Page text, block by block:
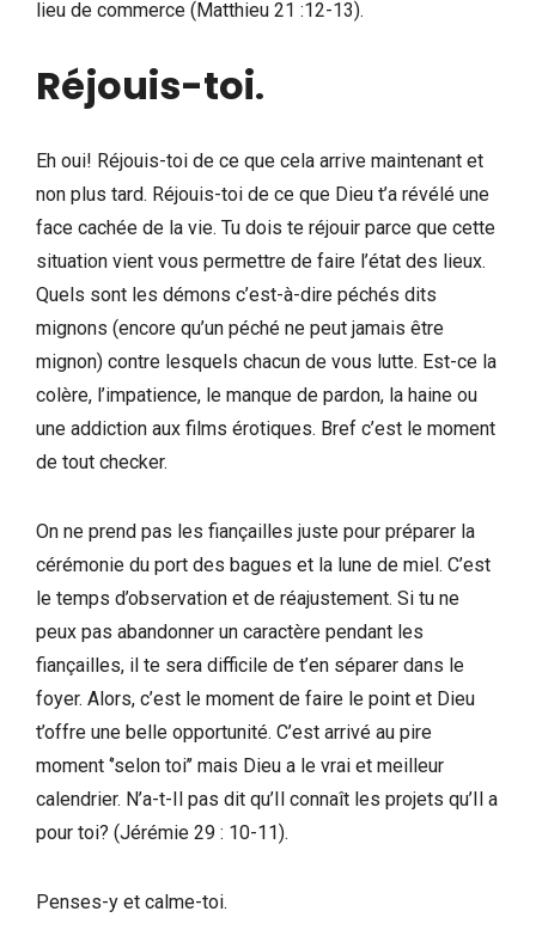
lieu de commerce (Matthieu 21 :12-13).
Réjouis-toi.
Eh oui! Réjouis-toi de ce que cela arrive maintenant et
non plus tard. Réjouis-toi de ce que Dieu t’a révélé une
face cachée de la vie. Tu dois te réjouir parce que cette
situation vient vous permettre de faire l’état des lieux.
Quels sont les démons c’est-à-dire péchés dits
mignons (encore qu’un péché ne peut jamais être
mignon) contre lesquels chacun de vous lutte. Est-ce la
colère, l’impatience, le manque de pardon, la haine ou
une addiction aux films érotiques. Bref c’est le moment
de tout checker.
On ne prend pas les fiançailles juste pour préparer la
cérémonie du port des bagues et la lune de miel. C’est
le temps d’observation et de réajustement. Si tu ne
peux pas abandonner un caractère pendant les
fiançailles, il te sera difficile de t’en séparer dans le
foyer. Alors, c’est le moment de faire le point et Dieu
t’offre une belle opportunité. C’est arrivé au pire
moment ‘’selon toi’’ mais Dieu a le vrai et meilleur
calendrier. N’a-t-Il pas dit qu’Il connaît les projets qu’Il a
pour toi? (Jérémie 29 : 10-11).
Penses-y et calme-toi.